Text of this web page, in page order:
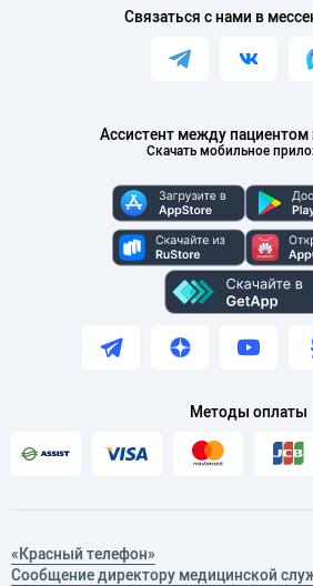
Ассистент между
Скачать мобильное
Связаться с нами в
Методы оплаты
«Красный телефон»
Сообщение директору медицинской